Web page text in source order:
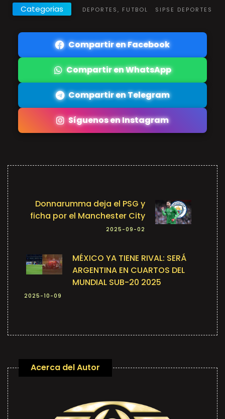
Categorias DEPORTES, FUTBOL SIPSE DEPORTES
Compartir en Facebook
Compartir en WhatsApp
Compartir en Telegram
Síguenos en Instagram
Donnarumma deja el PSG y
ficha por el Manchester City
2025-09-02
MÉXICO YA TIENE RIVAL: SERÁ
ARGENTINA EN CUARTOS DEL
MUNDIAL SUB-20 2025
2025-10-09
Acerca del Autor